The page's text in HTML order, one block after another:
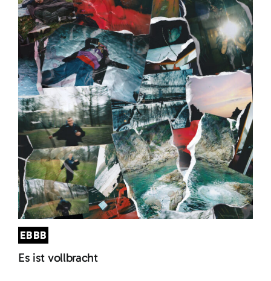
EBBB
Es ist vollbracht